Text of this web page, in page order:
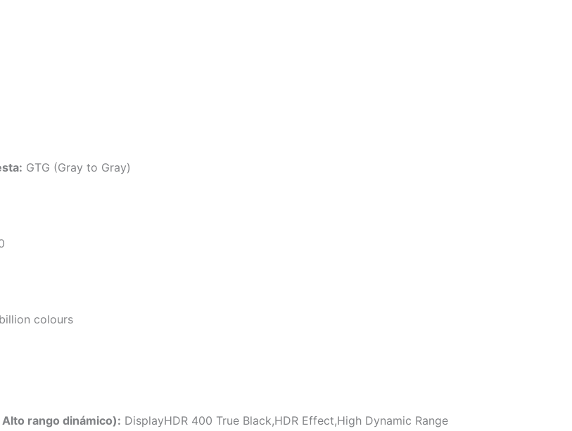
GTG (Gray to Gray)
colours
Alto rango dinámico): DisplayHDR 400 True Black,HDR Effect,High Dynamic Range